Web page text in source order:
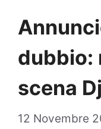
dubbio:
scena
12 Novembre